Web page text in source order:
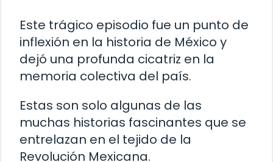
Este trágico episodio fue un punto de
inflexión en la historia de México y
dejó una profunda cicatriz en la
memoria colectiva del país.
Estas son solo algunas de las
muchas historias fascinantes que se
entrelazan en el tejido de la
Revolución Mexicana.